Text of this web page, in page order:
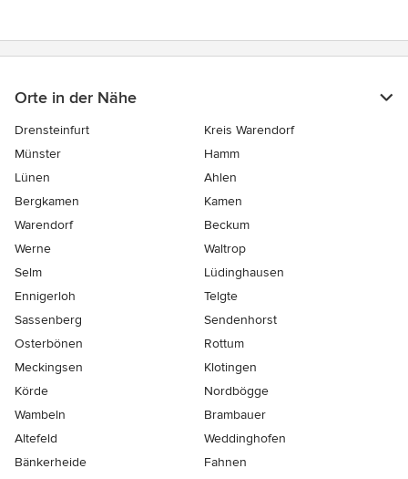
Orte in der Nähe
Drensteinfurt
Kreis Warendorf
Münster
Hamm
Lünen
Ahlen
Bergkamen
Kamen
Warendorf
Beckum
Werne
Waltrop
Selm
Lüdinghausen
Ennigerloh
Telgte
Sassenberg
Sendenhorst
Osterbönen
Rottum
Meckingsen
Klotingen
Körde
Nordbögge
Wambeln
Brambauer
Altefeld
Weddinghofen
Bänkerheide
Fahnen